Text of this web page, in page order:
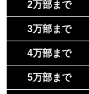
2万部まで
3万部まで
4万部まで
5万部まで